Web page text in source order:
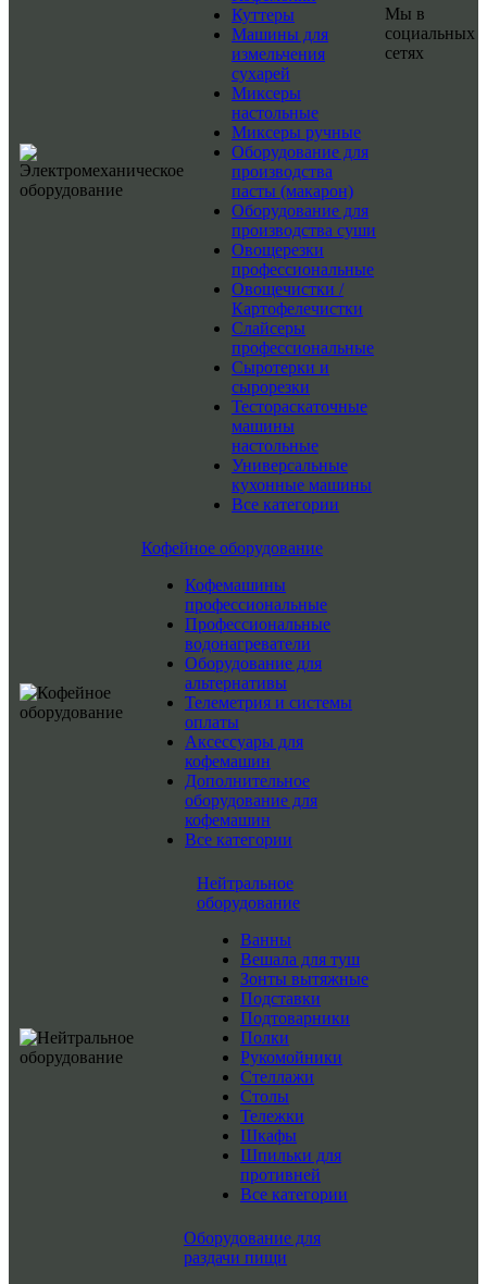
Куттеры
Машины для
измельчения
сухарей
Миксеры
настольные
Миксеры ручные
Оборудование для
производства
пасты (макарон)
Оборудование для
производства суши
Овощерезки
профессиональные
Овощечистки /
Картофелечистки
Слайсеры
профессиональные
Сыротерки и
сырорезки
Тестораскаточные
машины
настольные
Универсальные
кухонные машины
Все категории
Кофейное оборудование
Кофемашины
профессиональные
Профессиональные
водонагреватели
Оборудование для
альтернативы
Телеметрия и системы
оплаты
Аксессуары для
кофемашин
Дополнительное
оборудование для
кофемашин
Все категории
Нейтральное
оборудование
Ванны
Вешала для туш
Зонты вытяжные
Подставки
Подтоварники
Полки
Рукомойники
Стеллажи
Столы
Тележки
Шкафы
Шпильки для
противней
Все категории
Оборудование для
раздачи пищи
Мы в
социальных
сетях